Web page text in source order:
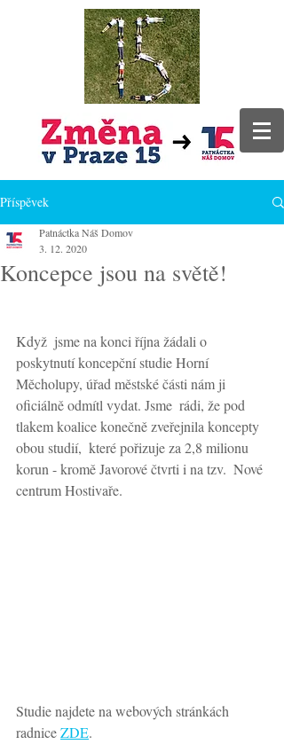
Příspěvek
Koncepce jsou na světě!
Patnáctka Náš Domov
3. 12. 2020
Když  jsme na konci října žádali o
poskytnutí koncepční studie Horní
Měcholupy, úřad městské části nám ji
oficiálně odmítl vydat. Jsme  rádi, že pod
tlakem koalice konečně zveřejnila koncepty
obou studií,  které pořizuje za 2,8 milionu
korun - kromě Javorové čtvrti i na tzv.  Nové
centrum Hostivaře.
Studie najdete na webových stránkách
radnice ZDE.